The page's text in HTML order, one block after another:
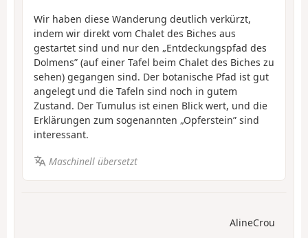
Wir haben diese Wanderung deutlich verkürzt,
indem wir direkt vom Chalet des Biches aus
gestartet sind und nur den „Entdeckungspfad des
Dolmens” (auf einer Tafel beim Chalet des Biches zu
sehen) gegangen sind. Der botanische Pfad ist gut
angelegt und die Tafeln sind noch in gutem
Zustand. Der Tumulus ist einen Blick wert, und die
Erklärungen zum sogenannten „Opferstein” sind
interessant.
Maschinell übersetzt
AlineCrou